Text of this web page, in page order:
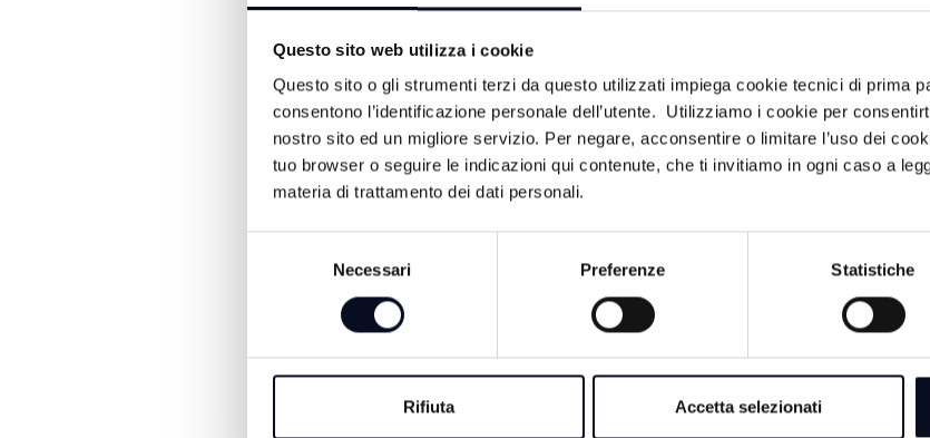
Questo sito web utilizza i cookie
Questo sito o gli strumenti terzi da questo utilizzati impiega cookie tecnici di prima
consentono l’identificazione personale dell’utente. Utilizziamo i cookie per
nostro sito ed un migliore servizio. Per negare, acconsentire o limitare l’uso dei
tuo browser o seguire le indicazioni qui contenute, che ti invitiamo in ogni caso a
materia di trattamento dei dati personali.
Necessari Preferenze Statistiche
Rifiuta Accetta selezionati
ALTRE NOTIZIE DI SPORT
Marino
6
Coriano